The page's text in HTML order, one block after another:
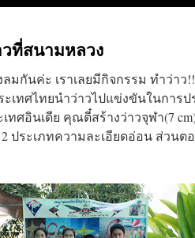
วที่สนามหลวง
งลมกันค่ะ เราเลยมีกิจกรรม ทำว่
เทศไทยนำว่าวไปแข่งขันในการ
เทศอินเดีย คุณตี๋สร้างว่าวจุฬา(7
ประเภทความละเอียดอ่อน ส่วนต